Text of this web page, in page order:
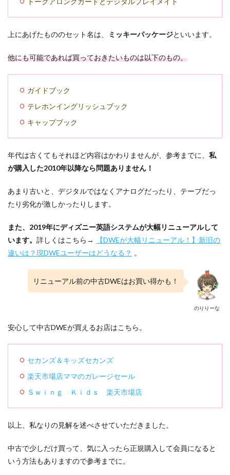
上にあげたもののセット名は、 ミッキーパッケージといいます。
他にも可能であれば買っておきたいものは以下のもの。
ガイドブック
テレホンイングリッシュブック
キャップブック
年代は古くてもそれほど内容はかわりませんが、参考までに、 私
が購入した2010年以降なら問題ありません！
あまり古いと、デジタルではなくアナログだったり、テープだっ
たり劣化が激しかったりします。
また、2019年にディズニー英語システムが大幅リニューアルして
います。 詳しくはこちら→
【DWEが大幅リニューアル！】新旧の
違いは？現DWEユーザーはどうなる？ 。
のりりーな
リニューアル前の中古DWEはお買い得かも！
安心して中古DWEが買えるお店はこちら。
セカンズ＆キッズセカンズ
楽天市場店ママのガレージセール
Ｓｗｉｎｇ Ｋｉｄｓ 楽天市場店
以上、私なりの見解を述べさせていただきました。
中古で少しだけ買って、気に入ったら正規購入して会員になると
いう方法もありますので参考までに。